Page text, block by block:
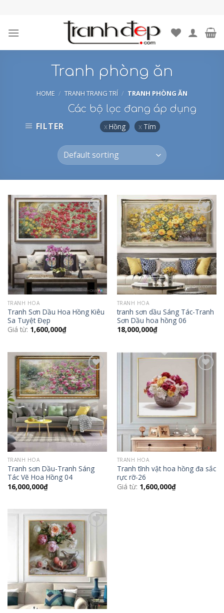
content
Tranh phòng ăn
HOME / TRANH TRANG TRÍ / TRANH PHÒNG ĂN
FILTER
Các bộ lọc đang áp dụng
Hồng Tím
Add to
Wishlist
TRANH HOA
Tranh Sơn Dầu Hoa Hồng Kiêu
Sa Tuyệt Đẹp
Giá từ: 1,600,000₫
Add to
Wishlist
TRANH HOA
tranh sơn dầu Sáng Tác-Tranh
Sơn Dầu hoa hồng 06
18,000,000₫
Add to
Wishlist
TRANH HOA
Tranh sơn Dầu-Tranh Sáng
Tác Vẽ Hoa Hồng 04
16,000,000₫
TRANH HOA
Tranh tĩnh vật hoa hồng đa sắc
rực rỡ-26
Giá từ: 1,600,000₫